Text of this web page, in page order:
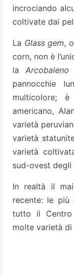
incrociando
coltivate dai
La Glass gem,
corn, non è
la Arcobaleno
pannocchie
multicolore;
americano,
varietà
varietà
varietà
sud-ovest degli
In realtà il
recente: le più
tutto il Centro
molte varietà di